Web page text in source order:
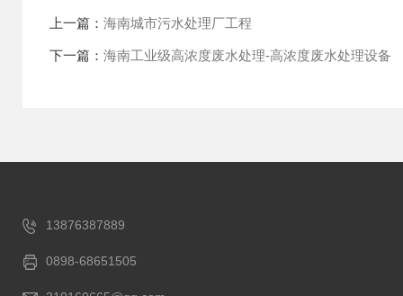
上一篇： 海南城市污水处理厂工程
下一篇： 海南工业级高浓度废水处理-高浓度废水处理设备
13876387889
0898-68651505